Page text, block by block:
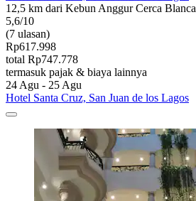
12,5 km dari Kebun Anggur Cerca Blanca
5,6/10
(7 ulasan)
Rp617.998
total Rp747.778
termasuk pajak & biaya lainnya
24 Agu - 25 Agu
Hotel Santa Cruz, San Juan de los Lagos